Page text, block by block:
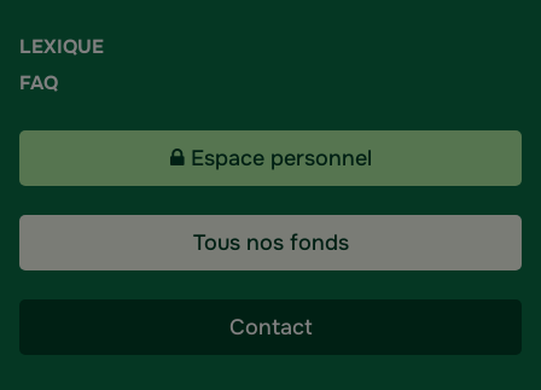
LEXIQUE
FAQ
Espace personnel
Tous nos fonds
Contact